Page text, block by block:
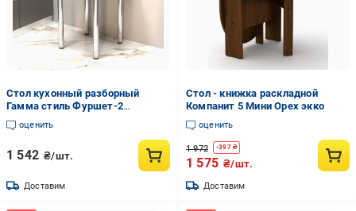
Стол кухонный разборный
Гамма стиль Фуршет-2
680x680x730 мм Дуб Венге
оценить
1 542 ₴/шт.
Доставим
Стол - книжка раскладной
Компанит 5 Мини Орех экко
оценить
1 972 -397₴
1 575 ₴/шт.
Доставим